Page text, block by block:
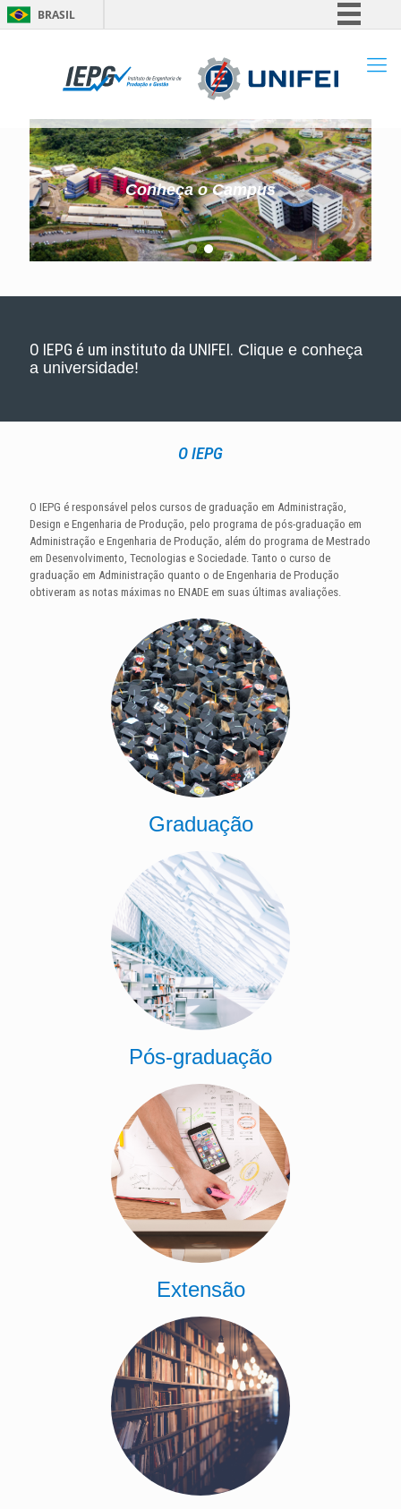
BRASIL
Comunica BR
Acesso à informação
Legislação
Canais
Conheça o Campus
O IEPG é um instituto da UNIFEI. Clique e conheça
a universidade!
O IEPG
O IEPG é responsável pelos cursos de graduação em Administração,
Design e Engenharia de Produção, pelo programa de pós-graduação em
Administração e Engenharia de Produção, além do programa de Mestrado
em Desenvolvimento, Tecnologias e Sociedade. Tanto o curso de
graduação em Administração quanto o de Engenharia de Produção
obtiveram as notas máximas no ENADE em suas últimas avaliações.
Graduação
Pós-graduação
Extensão